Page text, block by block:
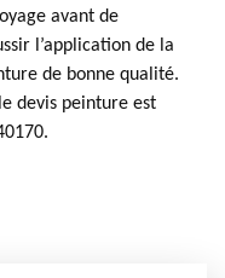
avant de
l’application de la
de bonne qualité.
devis peinture est